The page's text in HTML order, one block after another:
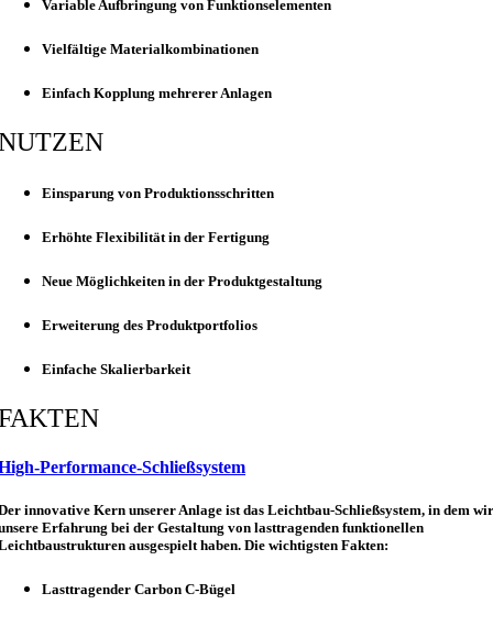
Variable Aufbringung von Funktionselementen
Vielfältige Materialkombinationen
Einfach Kopplung mehrerer Anlagen
Einsparung von Produktionsschritten
Erhöhte Flexibilität in der Fertigung
Neue Möglichkeiten in der Produktgestaltung
Erweiterung des Produktportfolios
Einfache Skalierbarkeit
Performance-Schließsystem
innovative Kern unserer Anlage ist das Leichtbau-Schließsystem, in dem wir
Erfahrung bei der Gestaltung von lasttragenden funktionellen
ausgespielt haben. Die wichtigsten Fakten:
Lasttragender Carbon C-Bügel